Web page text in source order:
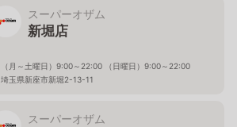
スーパーオザム
新堀店
（月～土曜日）9:00～22:00 （日曜日）9:00～22:00
埼玉県新座市新堀2-13-11
スーパーオザム